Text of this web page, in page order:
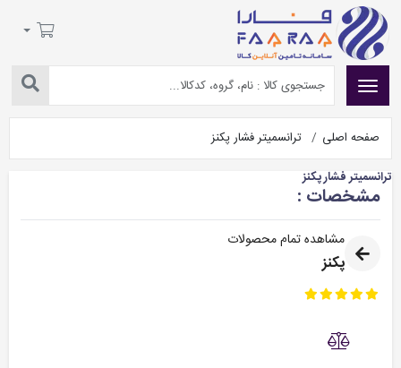
صفحه اصلی
ترانسمیتر فشار پکنز
ترانسمیتر فشار پکنز
مشخصات :
مشاهده تمام محصولات
پکنز